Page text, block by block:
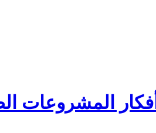
أفكار المشروعات